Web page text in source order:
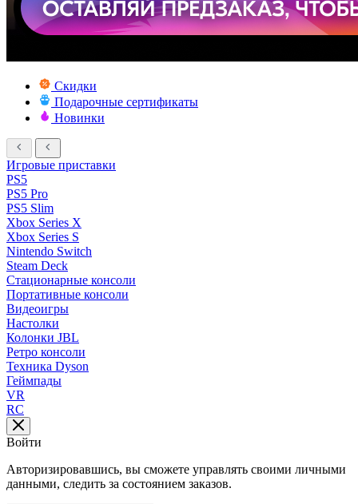
Скидки
Подарочные сертификаты
Новинки
Игровые приставки
PS5
PS5 Pro
PS5 Slim
Xbox Series X
Xbox Series S
Nintendo Switch
Steam Deck
Стационарные консоли
Портативные консоли
Видеоигры
Настолки
Колонки JBL
Ретро консоли
Техника Dyson
Геймпады
VR
RC
Войти
Авторизировавшись, вы сможете управлять своими личными
данными, следить за состоянием заказов.